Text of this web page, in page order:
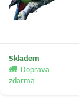
Skladem
Doprava
zdarma